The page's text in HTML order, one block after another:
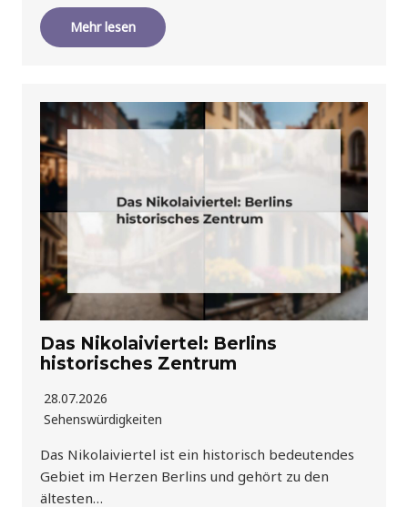
Mehr lesen
Das Nikolaiviertel: Berlins
historisches Zentrum
28.07.2026
Sehenswürdigkeiten
Das Nikolaiviertel ist ein historisch bedeutendes
Gebiet im Herzen Berlins und gehört zu den
ältesten…